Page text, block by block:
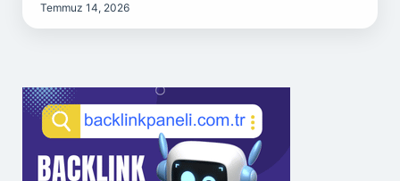
Temmuz 14, 2026